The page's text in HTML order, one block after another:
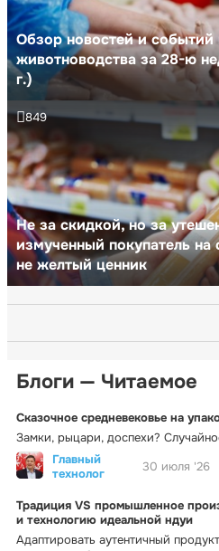
Обзор новостей и событий
животноводства за 28-ю
г.)
Не за скидкой, но за
измученный покупатель
не желтый ценник
849
Блоги — Читаемое
Сказочное средневековье на
Замки, рыцари, доспехи?
Главный
технолог
30 июля '26
Традиция VS промышленное
и технологию идеальной ндуи
Адаптировать аутентичный